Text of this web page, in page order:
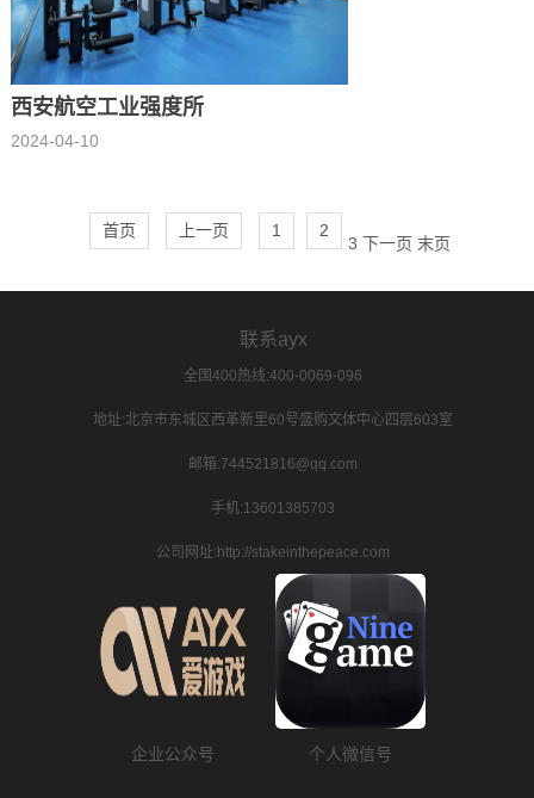
西安航空工业强度所
2024-04-10
首页 上一页 1 2
3 下一页 末页
联系ayx
全国400热线:400-0069-096
地址:北京市东城区西革新里60号盛购文体中心四层603室
邮箱:744521816@qq.com
手机:13601385703
公司网址:http://stakeinthepeace.com
企业公众号 个人微信号